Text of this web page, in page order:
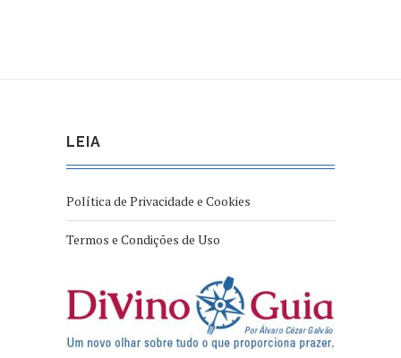
LEIA
Política de Privacidade e Cookies
Termos e Condições de Uso